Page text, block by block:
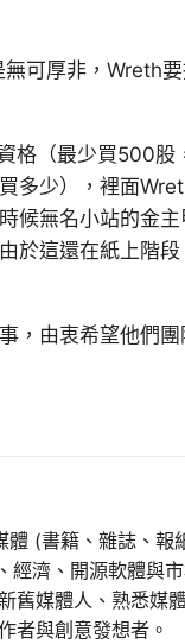
可厚非，Wreth
格（最少買500股
多少），裡面
候無名小站的金
於這還在紙上階
，由衷希望他們
(書籍、雜誌、報
濟、開源軟體與
舊媒體人、熟悉媒
者與創意發想者。